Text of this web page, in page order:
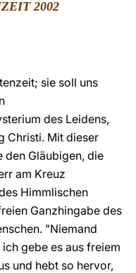
2002
sie soll uns
des Leidens,
Christi. Mit dieser
den Gläubigen, die
am Kreuz
Himmlischen
Ganzhingabe des
"Niemand
gebe es aus freiem
und hebt so hervor,